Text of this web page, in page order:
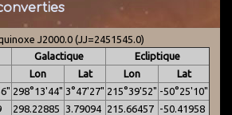
J2000.0 (JJ=2451545.0)
Galactique
Ecliptique
Lon Lat Lon
Lat
298°13'44" 3°47'27" 215°39'52" -50°25'10"
298.22885 3.79094 215.66457 -50.41958